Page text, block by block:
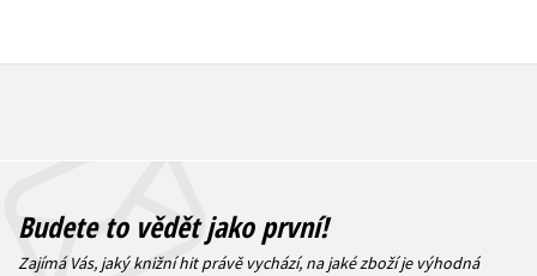
Budete to vědět jako první!
Zajímá Vás, jaký knižní hit právě vychází, na jaké zboží je výhodná